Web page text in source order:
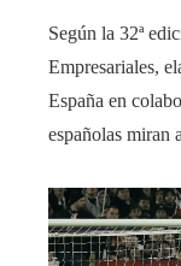
Según la 32ª
Empresariales,
España en
españolas miran